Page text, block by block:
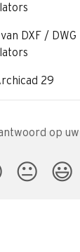
DXF /
29
op
😐 😃